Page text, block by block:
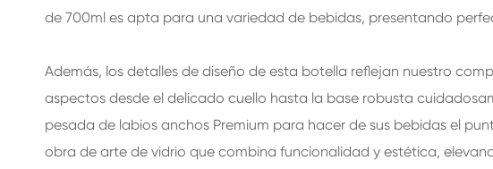
de 700ml es apta para una variedad de bebidas, presentando
Además, los detalles de diseño de esta botella reflejan nuestro
aspectos desde el delicado cuello hasta la base robusta
pesada de labios anchos Premium para hacer de sus bebidas el
obra de arte de vidrio que combina funcionalidad y estética,